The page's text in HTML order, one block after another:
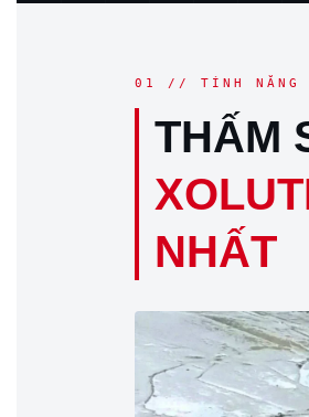
01 // TÍNH NĂNG
THẤM
NHẤT